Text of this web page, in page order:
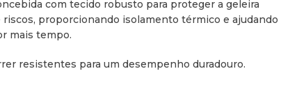
com tecido robusto para proteger a geleira
riscos, proporcionando isolamento térmico e ajudando
mais tempo.
resistentes para um desempenho duradouro.